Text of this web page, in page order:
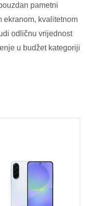
pametni
ekranom, kvalitetnom
odličnu vrijednost
u budžet kategoriji